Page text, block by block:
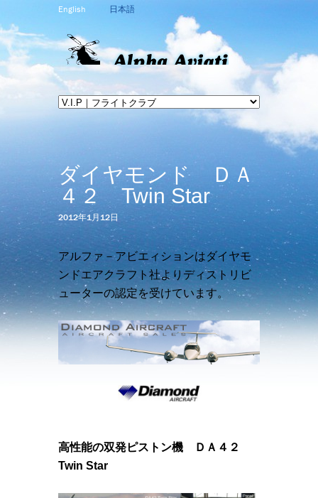
English 日本語
ダイヤモンド ＤＡ
４２ Twin Star
2012年1月12日
アルファ－アビエィションはダイヤモ
ンドエアクラフト社よりディストリビ
ューターの認定を受けています。
高性能の双発ピストン機 ＤＡ４２
Twin Star